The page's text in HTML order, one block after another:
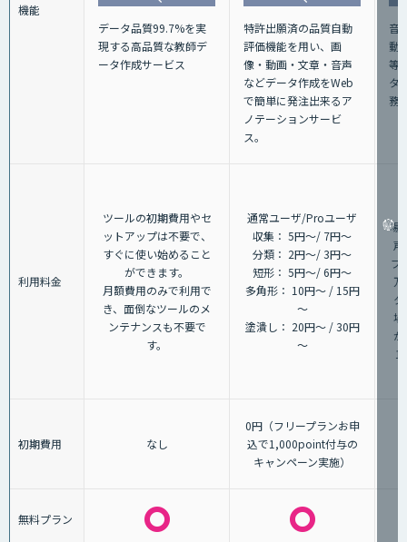
機能
データ品質99.7%を実
現する高品質な教師デ
ータ作成サービス
特許出願済の品質自動
評価機能を用い、画
像・動画・文章・音声
などデータ作成をWeb
で簡単に発注出来るア
ノテーションサービ
ス。
音
動
等
タ
務
利用料金
ツールの初期費用やセ
ットアップは不要で、
すぐに使い始めること
ができます。
月額費用のみで利用で
き、面倒なツールのメ
ンテナンスも不要で
す。
通常ユーザ/Proユーザ
収集： 5円～/ 7円～
分類： 2円～/ 3円～
短形： 5円～/ 6円～
多角形： 10円～ / 15円
～
塗潰し： 20円～ / 30円
～
場
声
プ
場
初期費用 なし
0円（フリープランお申
込で1,000point付与の
キャンペーン実施）
無料プラン